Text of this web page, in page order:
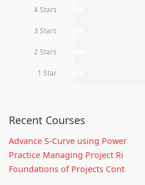
4 Stars
3 Stars
2 Stars
1 Star
Recent Courses
Advance S-Curve using Power
Practice Managing Project Ri
Foundations of Projects Cont